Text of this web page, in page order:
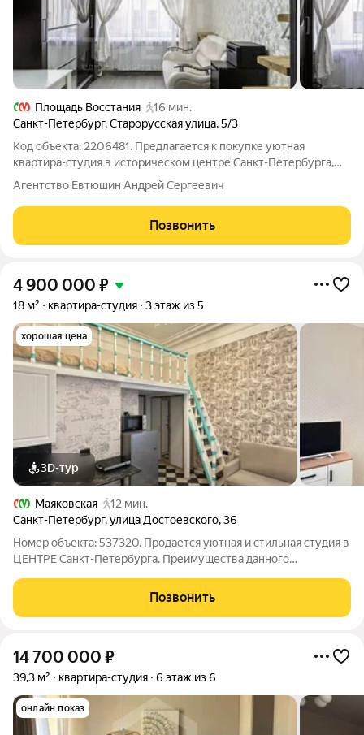
Площадь Восстания
16 мин.
Санкт-Петербург,Старорусская улица,5/3
Код объекта: 2206481. Предлагается к покупке уютная
квартира-студия в историческом центре Санкт-Петербурга,
расположенная в доходном доме Полежаева. Объект
объединяет основное помещение площадью 17,1 кв. м и второй
ярус 7 кв. м с высокими потолками
Агентство Евтюшин Андрей Сергеевич
Позвонить
4 900 000 ₽
18 м² квартира-студия 3 этаж из 5
хорошая цена
3D-тур
Маяковская
12 мин.
Санкт-Петербург,улица Достоевского,36
Номер объекта: 537320. Продается уютная и стильная студия в
ЦЕНТРЕ Санкт-Петербурга. Преимущества данного
находится в исторической части города, в 7-и минутах пешком
от знаменитой площади пяти углов,
Позвонить
14 700 000 ₽
39,3 м² квартира-студия 6 этаж из 6
онлайн показ